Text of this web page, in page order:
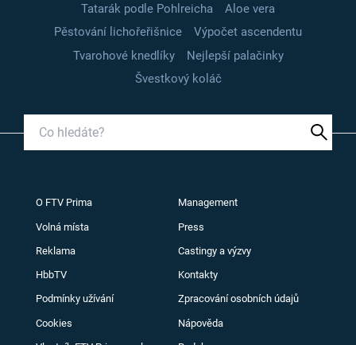
Tatarák podle Pohlreicha
Aloe vera
Pěstování lichořeřišnice
Výpočet ascendentu
Tvarohové knedlíky
Nejlepší palačinky
Švestkový koláč
O FTV Prima Management
Volná místa Press
Reklama Castingy a výzvy
HbbTV Kontakty
Podmínky užívání Zpracování osobních údajů
Cookies Nápověda